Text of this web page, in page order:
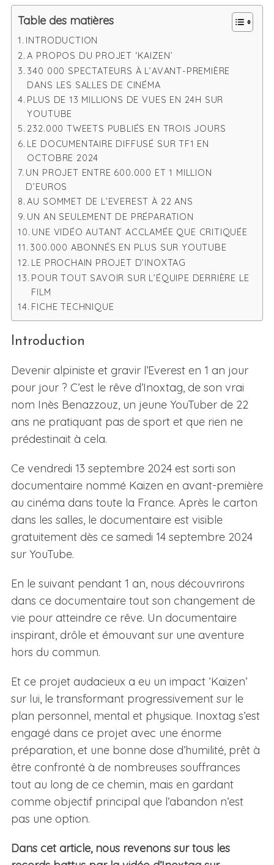
Table des matières
INTRODUCTION
A PROPOS DU PROJET ‘KAIZEN’
340 000 SPECTATEURS À L’AVANT-PREMIÈRE
DANS LES SALLES DE CINÉMA
PLUS DE 13 MILLIONS DE VUES EN 24H SUR
YOUTUBE
232.000 TWEETS PUBLIÉS EN TROIS JOURS
LE DOCUMENTAIRE DIFFUSÉ SUR TF1 EN
OCTOBRE 2024
UN PROJET ENTRE 600.000 ET 1 MILLION
D’EUROS
AU SOMMET DE L’EVEREST À 22 ANS
UN AN SEULEMENT DE PRÉPARATION
UNE VIDÉO AUTANT ACCLAMÉE QUE CRITIQUÉE
300.000 ABONNÉS EN PLUS SUR YOUTUBE
LE PROCHAIN PROJET D’INOXTAG
POUR TOUT SAVOIR SUR L’ÉQUIPE DERRIÈRE LE
FILM
FICHE TECHNIQUE
Introduction
Devenir alpiniste et gravir l’Everest en 1 an jour
pour jour ? C’est le rêve d’Inoxtag, de son vrai
nom Inès Benazzouz, un jeune YouTuber de 22
ans ne pratiquant pas de sport et que rien ne
prédestinait à cela.
Ce vendredi 13 septembre 2024 est sorti son
documentaire nommé Kaizen en avant-première
au cinéma dans toute la France. Après le carton
dans les salles, le documentaire est visible
gratuitement dès ce samedi 14 septembre 2024
sur YouTube.
En le suivant pendant 1 an, nous découvrirons
dans ce documentaire tout son changement de
vie pour atteindre ce rêve. Un documentaire
inspirant, drôle et émouvant sur une aventure
hors du commun.
Et ce projet audacieux a eu un impact ‘Kaizen’
sur lui, le transformant progressivement sur le
plan personnel, mental et physique. Inoxtag s’est
engagé dans ce projet avec une énorme
préparation, et une bonne dose d’humilité, prêt à
être confronté à de nombreuses souffrances
tout au long de ce chemin, mais en gardant
comme objectif principal que l’abandon n’est
pas une option.
Dans cet article, nous revenons sur tous les